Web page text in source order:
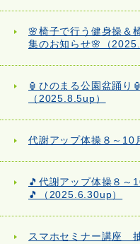
🌸椅子で行う健身操＆
集のお知らせ🌸（
🏮ひのまる公園盆踊り
（2025.8.5up）
代謝アップ体操８～
🎵代謝アップ体操８
🎵（2025.6.30up）
スマホセミナー講座